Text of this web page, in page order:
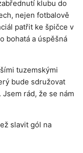
klubu do
nejen fotbalově
patřit ke špičce v
bohatá a úspěšná
tuzemskými
bude sdružovat
rád, že se nám
slavit gól na